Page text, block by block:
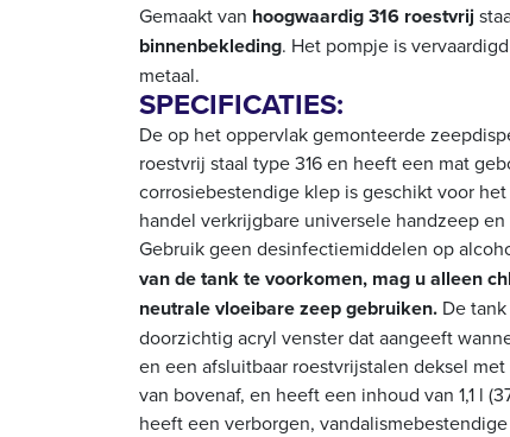
Gemaakt van hoogwaardig 316 roestvrij
binnenbekleding. Het pompje is
metaal.
SPECIFICATIES:
De op het oppervlak gemonteerde
roestvrij staal type316en heeft een mat
corrosiebestendige klep is geschikt voor
handel verkrijgbare universele handzeep
Gebruik geen desinfectiemiddelen op
van de tank te voorkomen, mag u alleen
neutrale vloeibare zeep gebruiken. De
doorzichtig acryl venster dat aangeeft
en een afsluitbaar roestvrijstalen deksel
van bovenaf, en heeft een inhoud van 1,1 l
heeft een verborgen,